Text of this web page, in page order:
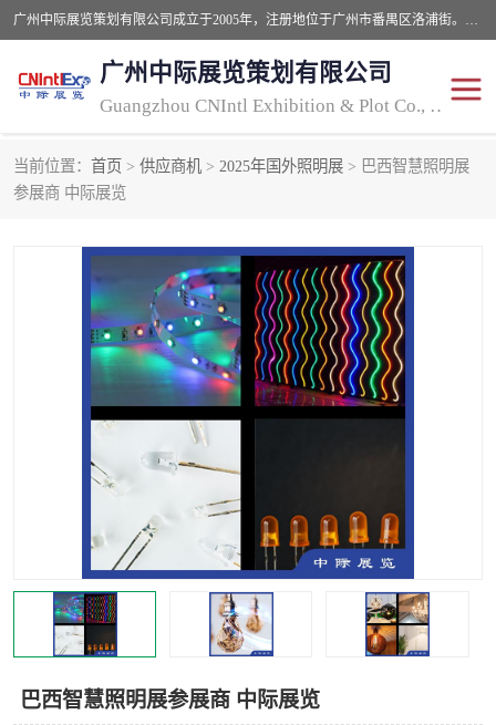
广州中际展览策划有限公司成立于2005年，注册地位于广州市番禺区洛浦街。经营范围包括会议及展览服务，大型活动组织策划服务，展台设计服务，广告业等；主要从事国外广告、标识、印花、LED、照明、光电、灯光、音响、视听、电子展览会等，展位预定-展品运输-签证-行程安排-补贴一站式服务。
广州中际展览策划有限公司
Guangzhou CNIntl Exhibition & Plot Co., Ltd.
当前位置： 首页 > 供应商机 > 2025年国外照明展 > 巴西智慧照明展
参展商 中际展览
巴西智慧照明展参展商 中际展览